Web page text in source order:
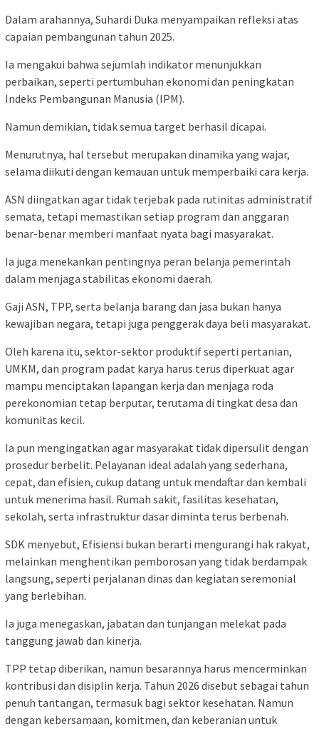
Dalam arahannya, Suhardi Duka menyampaikan refleksi atas
capaian pembangunan tahun 2025.
Ia mengakui bahwa sejumlah indikator menunjukkan
perbaikan, seperti pertumbuhan ekonomi dan peningkatan
Indeks Pembangunan Manusia (IPM).
Namun demikian, tidak semua target berhasil dicapai.
Menurutnya, hal tersebut merupakan dinamika yang wajar,
selama diikuti dengan kemauan untuk memperbaiki cara kerja.
ASN diingatkan agar tidak terjebak pada rutinitas administratif
semata, tetapi memastikan setiap program dan anggaran
benar-benar memberi manfaat nyata bagi masyarakat.
Ia juga menekankan pentingnya peran belanja pemerintah
dalam menjaga stabilitas ekonomi daerah.
Gaji ASN, TPP, serta belanja barang dan jasa bukan hanya
kewajiban negara, tetapi juga penggerak daya beli masyarakat.
Oleh karena itu, sektor-sektor produktif seperti pertanian,
UMKM, dan program padat karya harus terus diperkuat agar
mampu menciptakan lapangan kerja dan menjaga roda
perekonomian tetap berputar, terutama di tingkat desa dan
komunitas kecil.
Ia pun mengingatkan agar masyarakat tidak dipersulit dengan
prosedur berbelit. Pelayanan ideal adalah yang sederhana,
cepat, dan efisien, cukup datang untuk mendaftar dan kembali
untuk menerima hasil. Rumah sakit, fasilitas kesehatan,
sekolah, serta infrastruktur dasar diminta terus berbenah.
SDK menyebut, Efisiensi bukan berarti mengurangi hak rakyat,
melainkan menghentikan pemborosan yang tidak berdampak
langsung, seperti perjalanan dinas dan kegiatan seremonial
yang berlebihan.
Ia juga menegaskan, jabatan dan tunjangan melekat pada
tanggung jawab dan kinerja.
TPP tetap diberikan, namun besarannya harus mencerminkan
kontribusi dan disiplin kerja. Tahun 2026 disebut sebagai tahun
penuh tantangan, termasuk bagi sektor kesehatan. Namun
dengan kebersamaan, komitmen, dan keberanian untuk